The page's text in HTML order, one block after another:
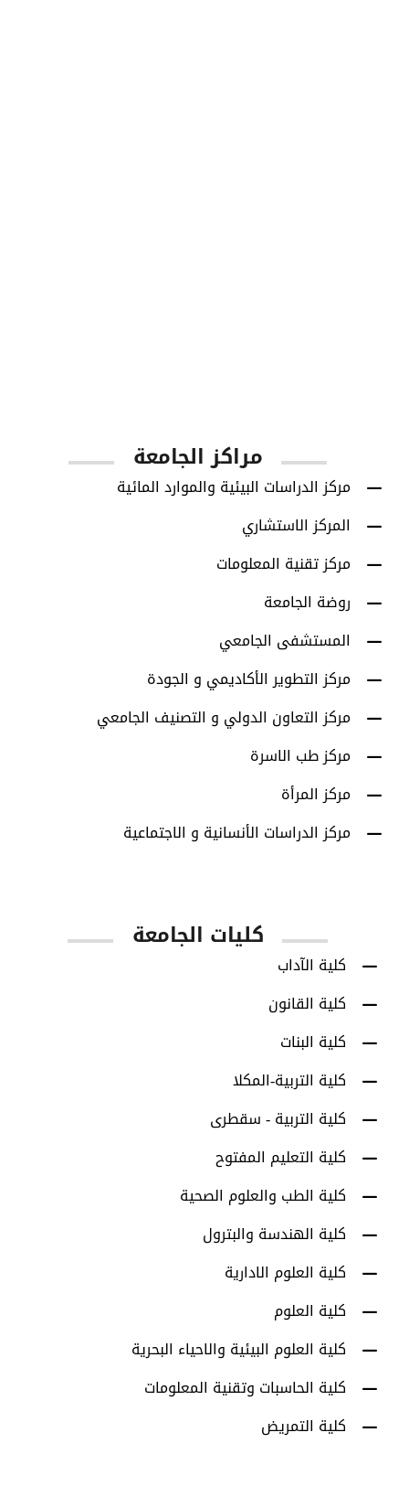
مراكز الجامعة
مركز الدراسات البيئية والموارد المائية
المركز الاستشاري
مركز تقنية المعلومات
روضة الجامعة
المستشفى الجامعي
مركز التطوير الأكاديمي و الجودة
مركز التعاون الدولي و التصنيف الجامعي
مركز طب الاسرة
مركز المرأة
مركز الدراسات الأنسانية و الاجتماعية
كليات الجامعة
كلية الآداب
كلية القانون
كلية البنات
كلية التربية-المكلا
كلية التربية - سقطرى
كلية التعليم المفتوح
كلية الطب والعلوم الصحية
كلية الهندسة والبترول
كلية العلوم الادارية
كلية العلوم
كلية العلوم البيئية والاحياء البحرية
كلية الحاسبات وتقنية المعلومات
كلية التمريض